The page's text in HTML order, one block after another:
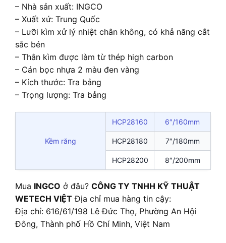
– Nhà sản xuất: INGCO
– Xuất xứ: Trung Quốc
– Lưỡi kìm xử lý nhiệt chân không, có khả năng cắt
sắc bén
– Thân kìm được làm từ thép high carbon
– Cán bọc nhựa 2 màu đen vàng
– Kích thước: Tra bảng
– Trọng lượng: Tra bảng
Kềm răng
HCP28160 6″/160mm
HCP28180 7″/180mm
HCP28200 8″/200mm
Mua INGCO ở đâu? CÔNG TY TNHH KỸ THUẬT
WETECH VIỆT Địa chỉ mua hàng tin cậy:
Địa chỉ: 616/61/198 Lê Đức Thọ, Phường An Hội
Đông, Thành phố Hồ Chí Minh, Việt Nam